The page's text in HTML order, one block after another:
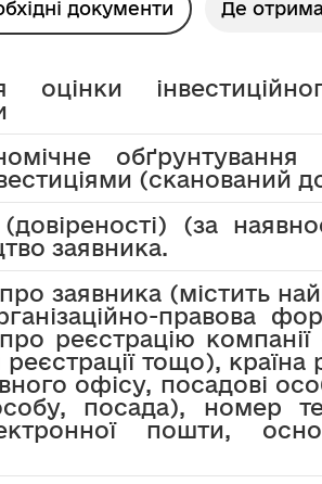
документи Де
оцінки
(сканований
(довіреності) (за
заявника.
заявника (містить
правова
реєстрацію
тощо),
офісу, посадові
посада), номер
пошти,